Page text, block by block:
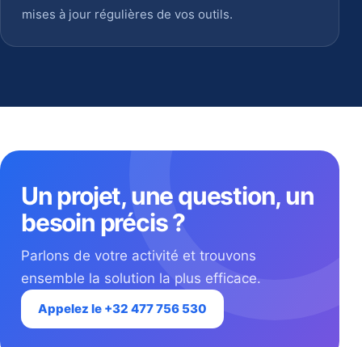
mises à jour régulières de vos outils.
Un projet, une question, un
besoin précis ?
Parlons de votre activité et trouvons
ensemble la solution la plus efficace.
Appelez le +32 477 756 530